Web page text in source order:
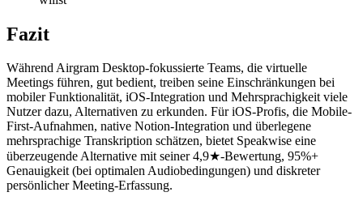
Fazit
Während Airgram Desktop-fokussierte Teams, die virtuelle
Meetings führen, gut bedient, treiben seine Einschränkungen bei
mobiler Funktionalität, iOS-Integration und Mehrsprachigkeit viele
Nutzer dazu, Alternativen zu erkunden. Für iOS-Profis, die Mobile-
First-Aufnahmen, native Notion-Integration und überlegene
mehrsprachige Transkription schätzen, bietet Speakwise eine
überzeugende Alternative mit seiner 4,9★-Bewertung, 95%+
Genauigkeit (bei optimalen Audiobedingungen) und diskreter
persönlicher Meeting-Erfassung.